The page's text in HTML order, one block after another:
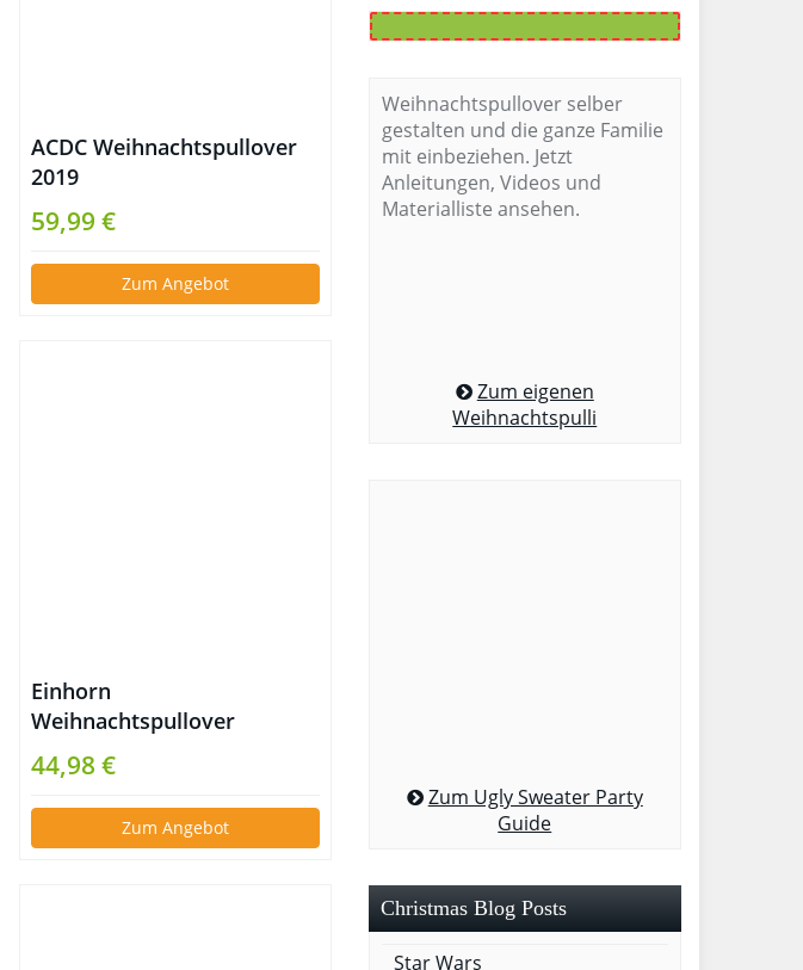
ACDC Weihnachtspullover
2019
59,99 €
Zum Angebot
Einhorn
Weihnachtspullover
Unicorn Sweater
44,98 €
Zum Angebot
Weihnachtspullover selber
gestalten und die ganze Familie
mit einbeziehen. Jetzt
Anleitungen, Videos und
Materialliste ansehen.
Zum eigenen
Weihnachtspulli
Zum Ugly Sweater Party
Guide
Christmas Blog Posts
Star Wars